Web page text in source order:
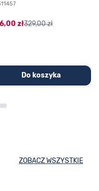
zł329,00 zł
Do koszyka
ZOBACZ WSZYSTKIE